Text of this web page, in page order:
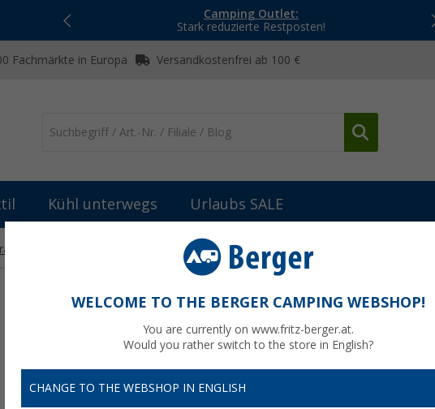
Camping Outlet:
Stark reduzierte Restposten!
Fachmärkte in Europa Versandkostenfrei ab 100 €
Kühl unterwegs Urlaubs SALE
ZUBEHÖR BATTERIEN
WELCOME TO THE BERGER CAMPING WEBSHOP!
You are currently on www.fritz-berger.at.
Would you rather switch to the store in English?
CHANGE TO THE WEBSHOP IN ENGLISH